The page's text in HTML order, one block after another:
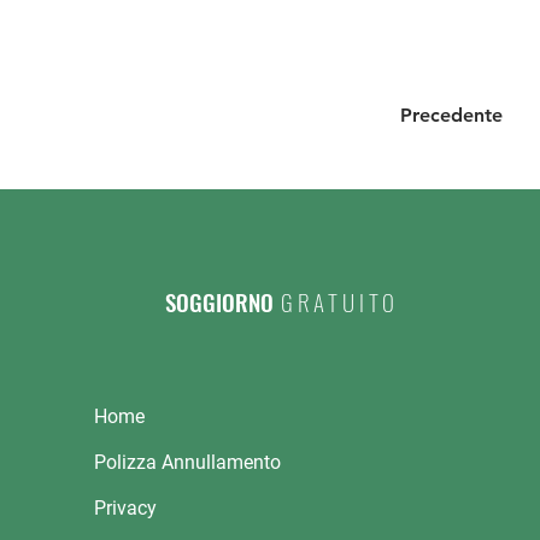
Precedente
SOGGIORNO GRATUITO
Home
Polizza Annullamento
Privacy